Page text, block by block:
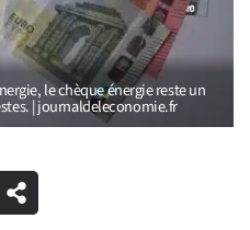
le chèque énergie reste un
| journaldeleconomie.fr